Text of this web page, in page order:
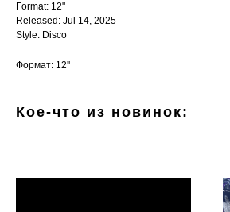
Format: 12"
Released: Jul 14, 2025
Style: Disco
Формат: 12''
Кое-что из новинок: